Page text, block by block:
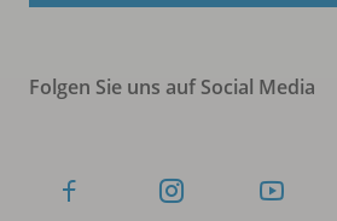
Folgen Sie uns auf Social Media